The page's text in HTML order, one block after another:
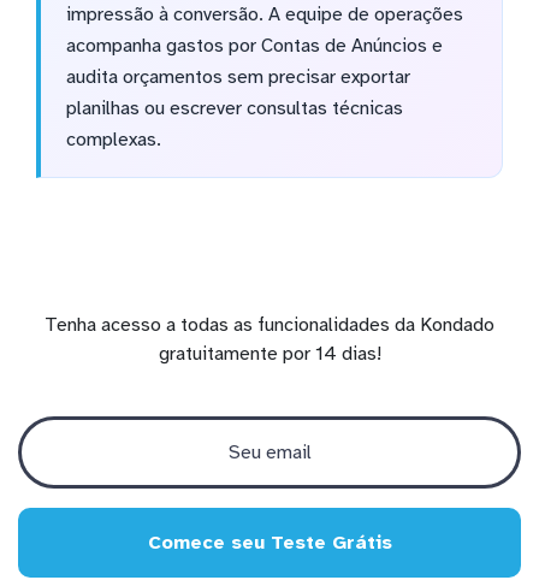
impressão à conversão. A equipe de operações
acompanha gastos por Contas de Anúncios e
audita orçamentos sem precisar exportar
planilhas ou escrever consultas técnicas
complexas.
Tenha acesso a todas as funcionalidades da Kondado
gratuitamente por 14 dias!
Comece seu Teste Grátis